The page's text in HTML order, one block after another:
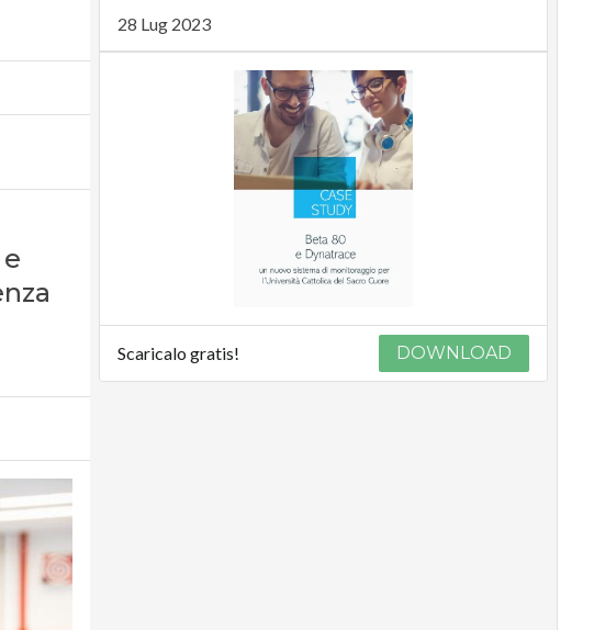
28 Lug 2023
Scaricalo gratis! DOWNLOAD